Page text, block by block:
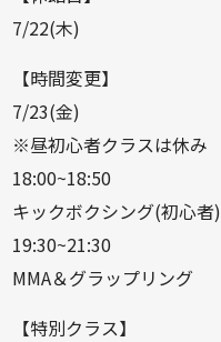
7/22(木)
【時間変更】
7/23(金)
※昼初心者クラスは休み
18:00~18:50
キックボクシング(初心者)
19:30~21:30
MMA＆グラップリング
【特別クラス】